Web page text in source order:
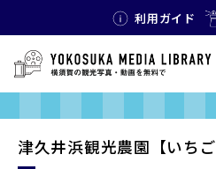
利用ガイド
津久井浜観光農園【いちご